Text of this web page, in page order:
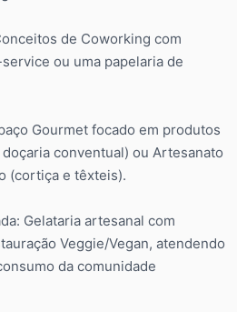
de Coworking com
ou uma papelaria de
Gourmet focado em produtos
conventual) ou Artesanato
(cortiça e têxteis).
Gelataria artesanal com
Veggie/Vegan, atendendo
da comunidade